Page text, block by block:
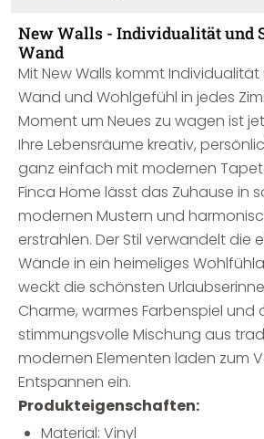
New Walls - Individualität und
Wand
Mit New Walls kommt
Wand und Wohlgefühl in jedes
Moment um Neues zu wagen ist
Ihre Lebensräume kreativ,
ganz einfach mit modernen
Finca Home lässt das Zuhause in
modernen Mustern und
erstrahlen. Der Stil verwandelt die
Wände in ein heimeliges
weckt die schönsten
Charme, warmes Farbenspiel und
stimmungsvolle Mischung aus
modernen Elementen laden zum
Entspannen ein.
Produkteigenschaften:
Material: Vinyl